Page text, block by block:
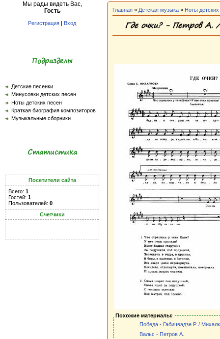
Мы рады видеть Вас,
Гость
Регистрация | Вход
Подразделы
Детские песенки
Минусовки детских песен
Ноты детских песен
Краткая биография композиторов
Музыкальные сборники
Статистика
Посетители сайта
Всего: 1
Гостей: 1
Пользователей: 0
Счетчики
Главная » Детская музыка » Ноты
Где очки? - Петров А.
Похожие материалы:
Победа - Габичвадзе Р. /
Вальс - Петров А.